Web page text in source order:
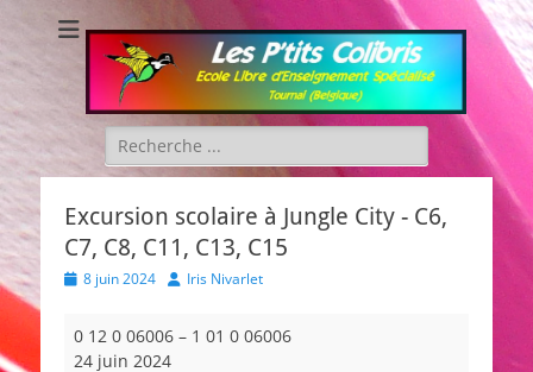
Les P'tits Colibris
Rechercher :
Excursion scolaire à Jungle City - C6,
C7, C8, C11, C13, C15
Posted8 juin 2024 AuthorIris Nivarlet
Excursion
scolaire
0 12 0 06006 – 1 01 0 06006
24 juin 2024